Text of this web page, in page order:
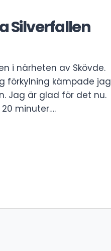
Silverfallen
i närheten av Skövde.
förkylning kämpade jag
Jag är glad för det nu.
minuter….